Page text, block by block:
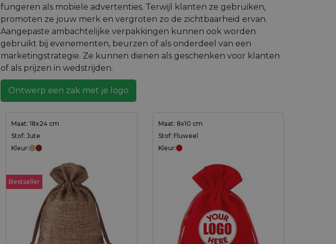
fungeren als mobiele advertenties. Terwijl klanten ze gebruiken,
promoten ze jouw merk en vergroten zo de zichtbaarheid ervan.
Aangepaste ambachtelijke verpakkingen kunnen ook worden
gebruikt bij evenementen, beurzen of als onderdeel van een
marketingstrategie. Ze kunnen dienen als geschenken voor klanten
of als prijzen in wedstrijden.
Ontwerp een zak met je logo
Maat: 18x24 cm
Stof: Jute
Kleur:
Bestseller
Maat: 8x10 cm
Stof: Fluweel
Kleur: